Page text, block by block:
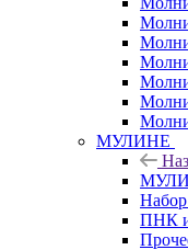
МУЛИНЕ
ПНК